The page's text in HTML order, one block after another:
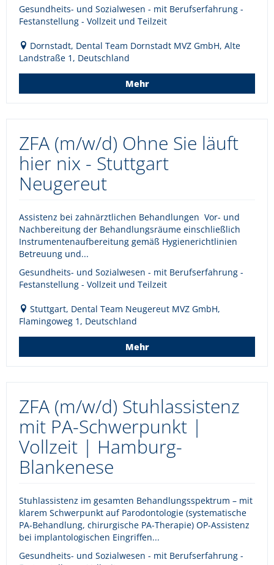
Gesundheits- und Sozialwesen - mit Berufserfahrung -
Festanstellung - Vollzeit und Teilzeit
Dornstadt, Dental Team Dornstadt MVZ GmbH, Alte
Landstraße 1, Deutschland
Mehr
ZFA (m/w/d) Ohne Sie läuft
hier nix - Stuttgart
Neugereut
Assistenz bei zahnärztlichen Behandlungen Vor- und
Nachbereitung der Behandlungsräume einschließlich
Instrumentenaufbereitung gemäß Hygienerichtlinien
Betreuung und...
Gesundheits- und Sozialwesen - mit Berufserfahrung -
Festanstellung - Vollzeit und Teilzeit
Stuttgart, Dental Team Neugereut MVZ GmbH,
Flamingoweg 1, Deutschland
Mehr
ZFA (m/w/d) Stuhlassistenz
mit PA-Schwerpunkt |
Vollzeit | Hamburg-
Blankenese
Stuhlassistenz im gesamten Behandlungsspektrum – mit
klarem Schwerpunkt auf Parodontologie (systematische
PA-Behandlung, chirurgische PA-Therapie) OP-Assistenz
bei implantologischen Eingriffen...
Gesundheits- und Sozialwesen - mit Berufserfahrung -